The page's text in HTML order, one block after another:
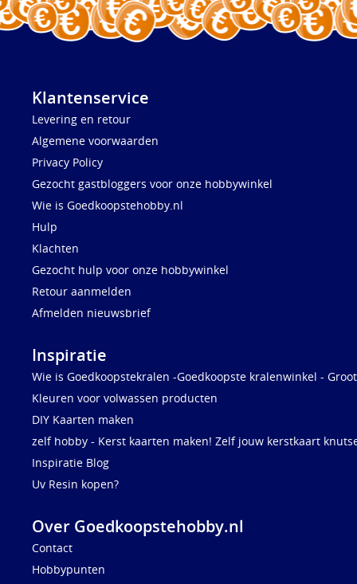
Klantenservice
Levering en retour
Algemene voorwaarden
Privacy Policy
Gezocht gastbloggers voor onze hobbywinkel
Wie is Goedkoopstehobby.nl
Hulp
Klachten
Gezocht hulp voor onze hobbywinkel
Retour aanmelden
Afmelden nieuwsbrief
Inspiratie
Wie is Goedkoopstekralen -Goedkoopste kralenwinkel -
Kleuren voor volwassen producten
DIY Kaarten maken
zelf hobby - Kerst kaarten maken! Zelf jouw kerstkaart
Inspiratie Blog
Uv Resin kopen?
Over Goedkoopstehobby.nl
Contact
Hobbypunten